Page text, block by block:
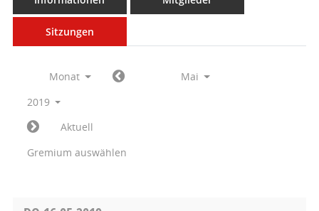
Sitzungen
Monat
Mai
2019
Aktuell
Gremium auswählen